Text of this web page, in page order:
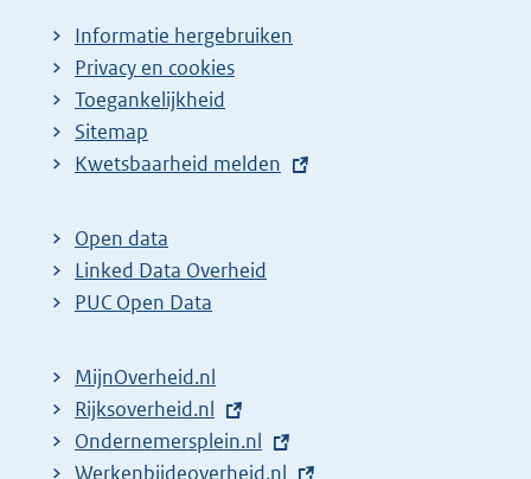
n
a
z
o
k
e
u
Informatie hergebruiken
Privacy en cookies
Toegankelijkheid
Sitemap
E
t
e
r
l
i
n
Kwetsbaarheid melden
Open data
Linked Data Overheid
PUC Open Data
MijnOverheid.nl
E
x
t
Rijksoverheid.nl
E
x
Ondernemersplein.nl
E
Werkenbijdeoverheid.nl